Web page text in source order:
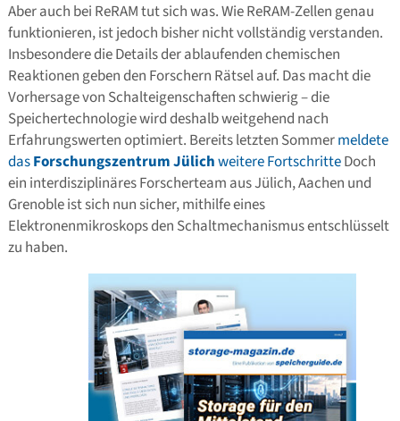
Aber auch bei ReRAM tut sich was. Wie ReRAM-Zellen genau
funktionieren, ist jedoch bisher nicht vollständig verstanden.
Insbesondere die Details der ablaufenden chemischen
Reaktionen geben den Forschern Rätsel auf. Das macht die
Vorhersage von Schalteigenschaften schwierig – die
Speichertechnologie wird deshalb weitgehend nach
Erfahrungswerten optimiert. Bereits letzten Sommermeldete
dasForschungszentrum Jülichweitere FortschritteDoch
ein interdisziplinäres Forscherteam aus Jülich, Aachen und
Grenoble ist sich nun sicher, mithilfe eines
Elektronenmikroskops den Schaltmechanismus entschlüsselt
zu haben.